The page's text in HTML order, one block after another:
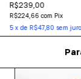
R$239,00
R$224,66com Pix
5 xde R$47,80 sem